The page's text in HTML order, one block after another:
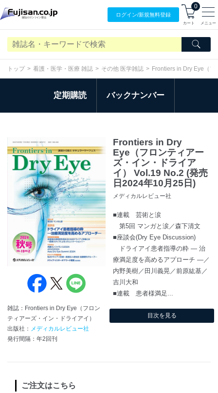
ログイン/新規無料登録
0
カート メニュー
トップ 看護・医学・医療 雑誌 その他 医学雑誌 Frontiers in Dry Eye（
定期購読 バックナンバー
雑誌：Frontiers in Dry Eye（フロン
ティアーズ・イン・ドライアイ）
出版社： メディカルレビュー社
発行間隔：年2回刊
Frontiers in Dry
Eye（フロンティアー
ズ・イン・ドライア
イ） Vol.19 No.2 (発売
日2024年10月25日)
メディカルレビュー社
■連載 芸術と涙
第5回 マンガと涙／森下清文
■座談会(Dry Eye Discussion)
ドライアイ患者指導の粋 ― 治
療満足度を高めるアプローチ ―／
内野美樹／田川義晃／前原紘基／
吉川大和
■連載 患者様満足...
目次を見る
ご注文はこちら